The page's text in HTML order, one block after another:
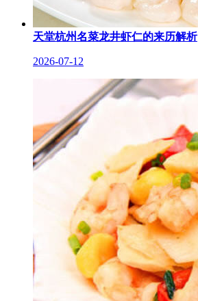
天堂杭州名菜龙井虾仁的来历解析
2026-07-12